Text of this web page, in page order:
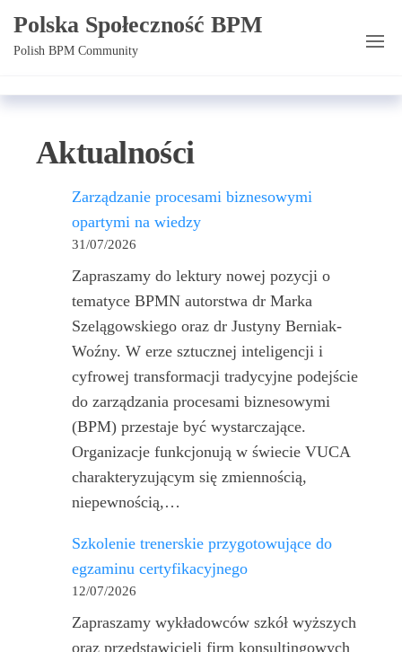
Przejdź
doPolska Społeczność BPM
Polish BPM Community
Aktualności
Zarządzanie procesami biznesowymi
opartymi na wiedzy
31/07/2026
Zapraszamy do lektury nowej pozycji o
tematyce BPMN autorstwa dr Marka
Szelągowskiego oraz dr Justyny Berniak-
Woźny. W erze sztucznej inteligencji i
cyfrowej transformacji tradycyjne podejście
do zarządzania procesami biznesowymi
(BPM) przestaje być wystarczające.
Organizacje funkcjonują w świecie VUCA
charakteryzującym się zmiennością,
niepewnością,…
Szkolenie trenerskie przygotowujące do
egzaminu certyfikacyjnego
12/07/2026
Zapraszamy wykładowców szkół wyższych
oraz przedstawicieli firm konsultingowych